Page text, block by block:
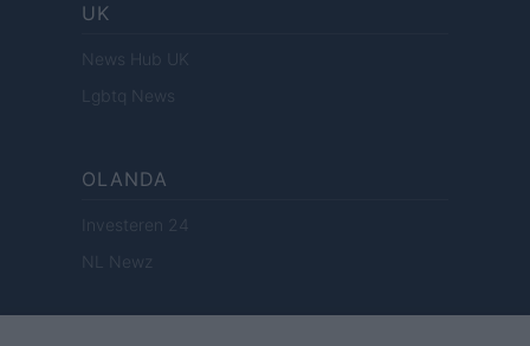
UK
News Hub UK
Lgbtq News
OLANDA
Investeren 24
NL Newz